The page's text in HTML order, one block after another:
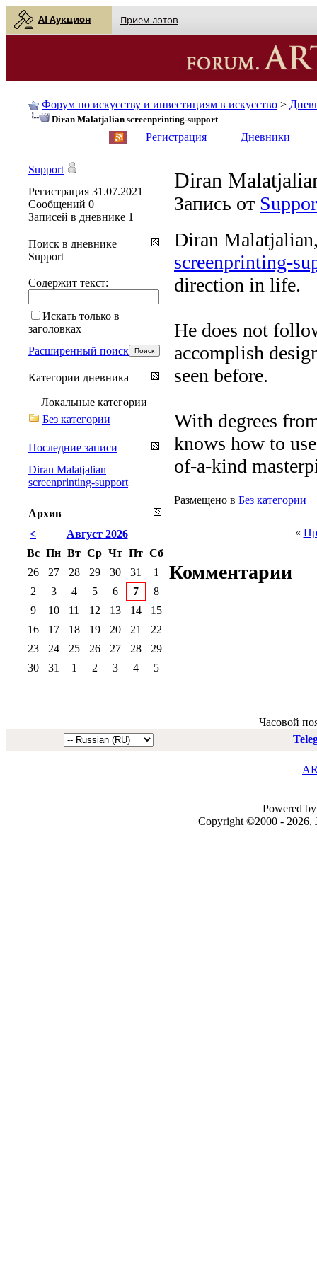
AI Аукцион Прием лотов
Форум по искусству и инвестициям в искусство >
Diran Malatjalian screenprinting-support
Регистрация Дневники
Diran
Запись от
Diran
screenprinting-
direction in life.
He does not
accomplish
seen before.
With degrees
knows how to
of-a-kind
Размещено в Без категории
«
Комментарии
Support
Регистрация 31.07.2021
Сообщений 0
Записей в дневнике 1
Поиск в дневнике
Support
Содержит текст:
Искать только в
заголовках
Расширенный поиск
Категории дневника
Локальные категории
Без категории
Последние записи
Diran Malatjalian
screenprinting-support
Архив
<
Август 2026
Вс Пн Вт Ср Чт Пт Сб
26
27 28 29 30 31
1
2
3 4 5 6 7
8
9
10 11 12 13 14
15
16
17 18 19 20 21
22
23
24 25 26 27 28
29
30
31 1 2 3 4 5
Часовой
Powered
Copyright ©2000 - 2026,